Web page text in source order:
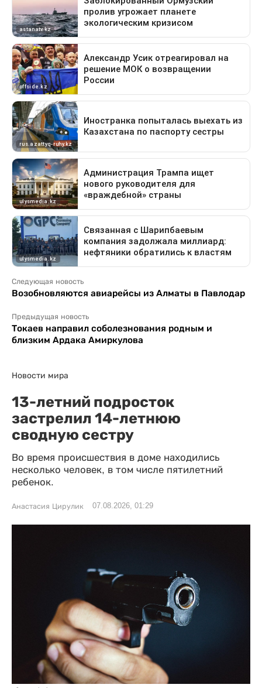
Следующая новость
Возобновляются авиарейсы из Алматы в Павлодар
Предыдущая новость
Токаев направил соболезнования родным и
близким Ардака Амиркулова
Новости мира
13-летний подросток
застрелил 14-летнюю
сводную сестру
Во время происшествия в доме находились
несколько человек, в том числе пятилетний
ребенок.
Анастасия Цирулик 07.08.2026, 01:29